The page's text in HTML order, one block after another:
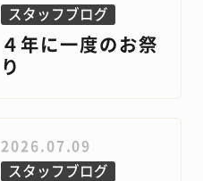
スタッフブログ
４年に一度のお祭
り
2026.07.09
スタッフブログ